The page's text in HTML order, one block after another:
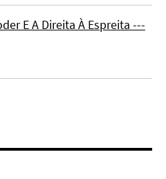
E A Direita À Espreita ---